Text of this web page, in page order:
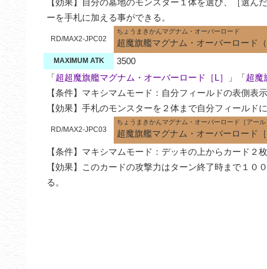
【効果】自分の墓地のモンスター１体を選び、［選
ーを手札に加える事ができる。
RD/MAX2-JPC02
ちょうまきかんマグナム・オーバーロード
超魔旗艦マグナム・オーバーロード（
MAXIMUM ATK
3500
「 超超魔旗艦マグナム・オーバーロード［L］ 」「 超魔
【条件】マキシマムモード：自分フィールドの表側表
【効果】手札のモンスターを２体まで自分フィールド
RD/MAX2-JPC03
ちょうまきかんマグナム・オーバーロード［アール
超魔旗艦マグナム・オーバーロード
【条件】マキシマムモード：デッキの上からカード２
【効果】このカードの攻撃力はターン終了時まで１
る。